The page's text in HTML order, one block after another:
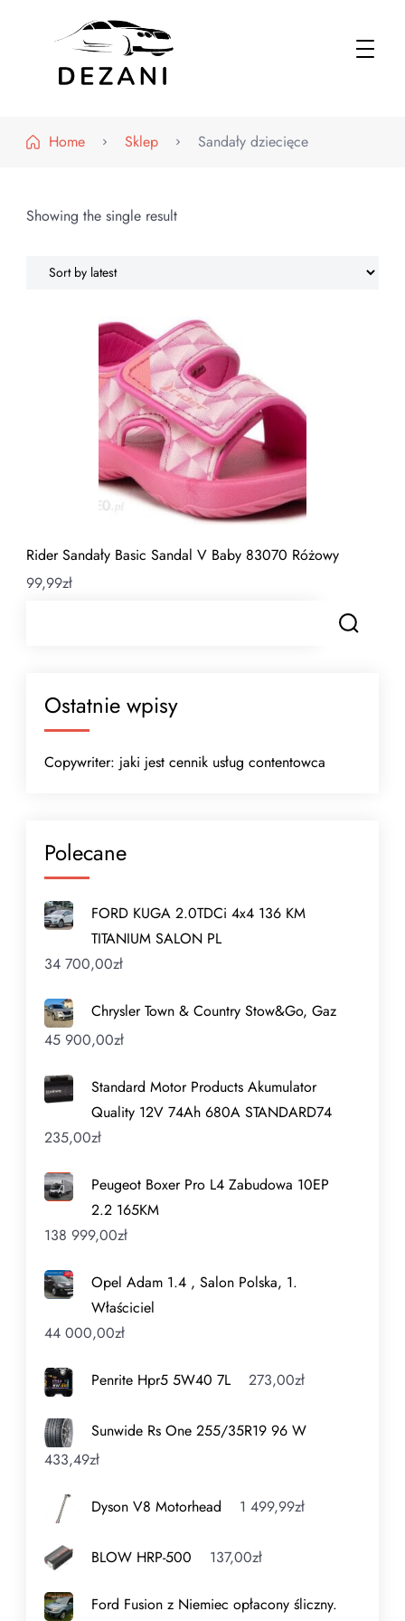
Home
Sklep Sandały dziecięce
Showing the single result
Rider Sandały Basic Sandal V Baby 83070 Różowy
99,99zł
Ostatnie wpisy
Copywriter: jaki jest cennik usług contentowca
Polecane
FORD KUGA 2.0TDCi 4x4 136 KM
TITANIUM SALON PL
34 700,00zł
Chrysler Town & Country Stow&Go, Gaz
45 900,00zł
Standard Motor Products Akumulator
Quality 12V 74Ah 680A STANDARD74
235,00zł
Peugeot Boxer Pro L4 Zabudowa 10EP
2.2 165KM
138 999,00zł
Opel Adam 1.4 , Salon Polska, 1.
Właściciel
44 000,00zł
Penrite Hpr5 5W40 7L 273,00zł
Sunwide Rs One 255/35R19 96 W
433,49zł
Dyson V8 Motorhead 1 499,99zł
BLOW HRP-500 137,00zł
Ford Fusion z Niemiec opłacony śliczny.